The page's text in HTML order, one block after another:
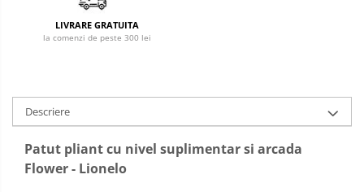
LIVRARE GRATUITA
la comenzi de peste 300 lei
Descriere
Patut pliant cu nivel suplimentar si arcada
Flower - Lionelo